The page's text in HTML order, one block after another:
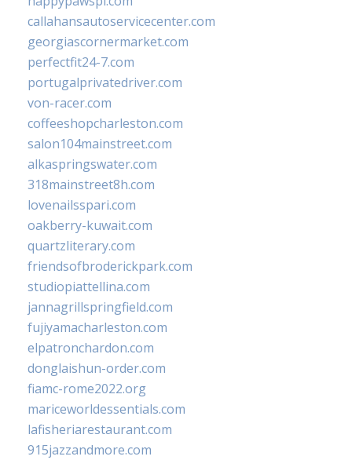
callahansautoservicecenter.com
georgiascornermarket.com
perfectfit24-7.com
portugalprivatedriver.com
von-racer.com
coffeeshopcharleston.com
salon104mainstreet.com
alkaspringswater.com
318mainstreet8h.com
lovenailsspari.com
oakberry-kuwait.com
quartzliterary.com
friendsofbroderickpark.com
studiopiattellina.com
jannagrillspringfield.com
fujiyamacharleston.com
elpatronchardon.com
donglaishun-order.com
fiamc-rome2022.org
mariceworldessentials.com
lafisheriarestaurant.com
915jazzandmore.com